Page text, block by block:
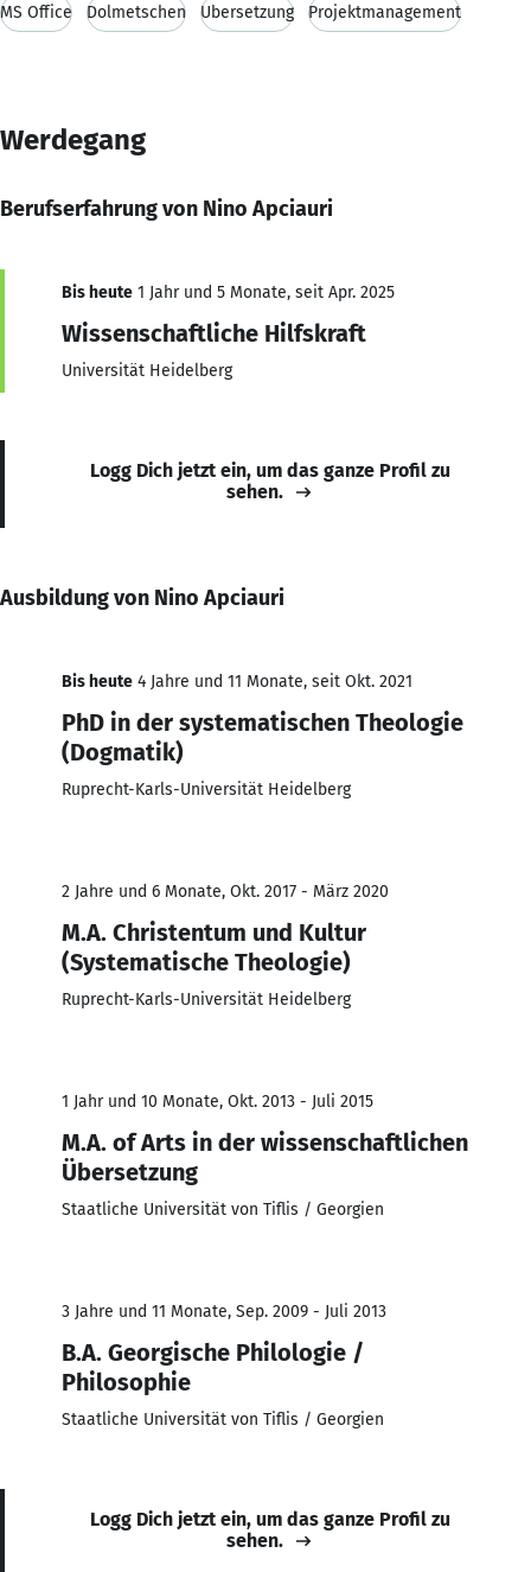
MS Office Dolmetschen Übersetzung Projektmanagement
Werdegang
Berufserfahrung von Nino Apciauri
Bis heute 1 Jahr und 5 Monate, seit Apr. 2025
Wissenschaftliche Hilfskraft
Universität Heidelberg
Logg Dich jetzt ein, um das ganze Profil zu
sehen.
Ausbildung von Nino Apciauri
Bis heute 4 Jahre und 11 Monate, seit Okt. 2021
PhD in der systematischen Theologie
(Dogmatik)
Ruprecht-Karls-Universität Heidelberg
2 Jahre und 6 Monate, Okt. 2017 - März 2020
M.A. Christentum und Kultur
(Systematische Theologie)
Ruprecht-Karls-Universität Heidelberg
1 Jahr und 10 Monate, Okt. 2013 - Juli 2015
M.A. of Arts in der wissenschaftlichen
Übersetzung
Staatliche Universität von Tiflis / Georgien
3 Jahre und 11 Monate, Sep. 2009 - Juli 2013
B.A. Georgische Philologie /
Philosophie
Staatliche Universität von Tiflis / Georgien
Logg Dich jetzt ein, um das ganze Profil zu
sehen.